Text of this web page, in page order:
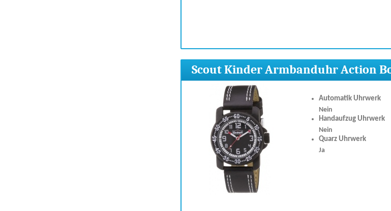
Scout Kinder Armbanduhr Action
Automatik Uhrwerk
Nein
Handaufzug Uhrwerk
Nein
Quarz Uhrwerk
Ja